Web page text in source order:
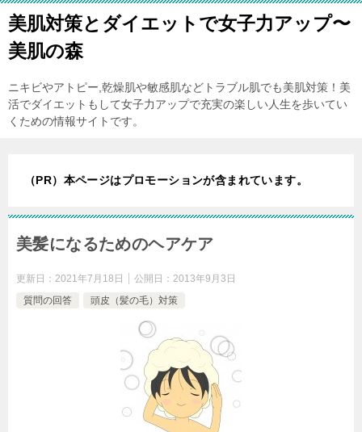
美肌対策とダイエットで女子力アップ〜
美肌の森
ニキビやアトピー,乾燥肌や敏感肌などトラブル肌でも美肌対策！美
活でダイエットもして女子力アップで充実の楽しい人生を歩いてい
くための情報サイトです。
（PR）本ページはプロモーションが含まれています。
美髪になるためのヘアケア
更新日： 2021年7月18日 公開日： 2013年9月3日
質問の回答
頭皮（髪の毛）対策